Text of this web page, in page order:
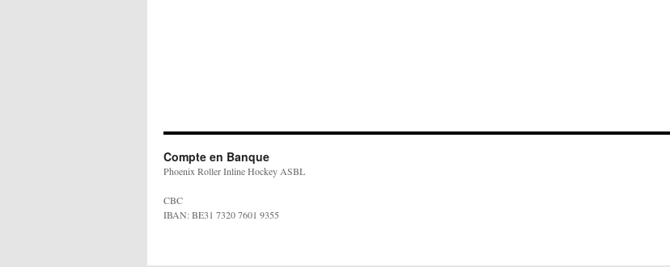
Compte en Banque
Phoenix Roller Inline Hockey ASBL
CBC
IBAN: BE31 7320 7601 9355